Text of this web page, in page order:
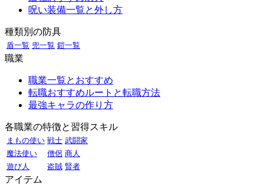
呪い装備一覧と外し方
種類別の防具
盾一覧 兜一覧 鎧一覧
職業
職業一覧とおすすめ
転職おすすめルートと転職方法
最強キャラの作り方
各職業の特徴と習得スキル
まもの使い 戦士 武闘家
魔法使い
僧侶 商人
遊び人
盗賊 賢者
アイテム